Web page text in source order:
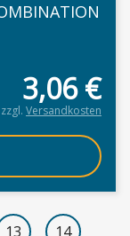
3,06€
zzgl. Versandkosten
13
14